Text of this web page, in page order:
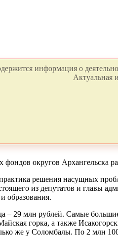
информация о
Актуальная
фондов округов
решения насущных
из депутатов и главы
образования.
– 29 млн рублей. Самые
горка, а также
же у Соломбалы. По 2 млн